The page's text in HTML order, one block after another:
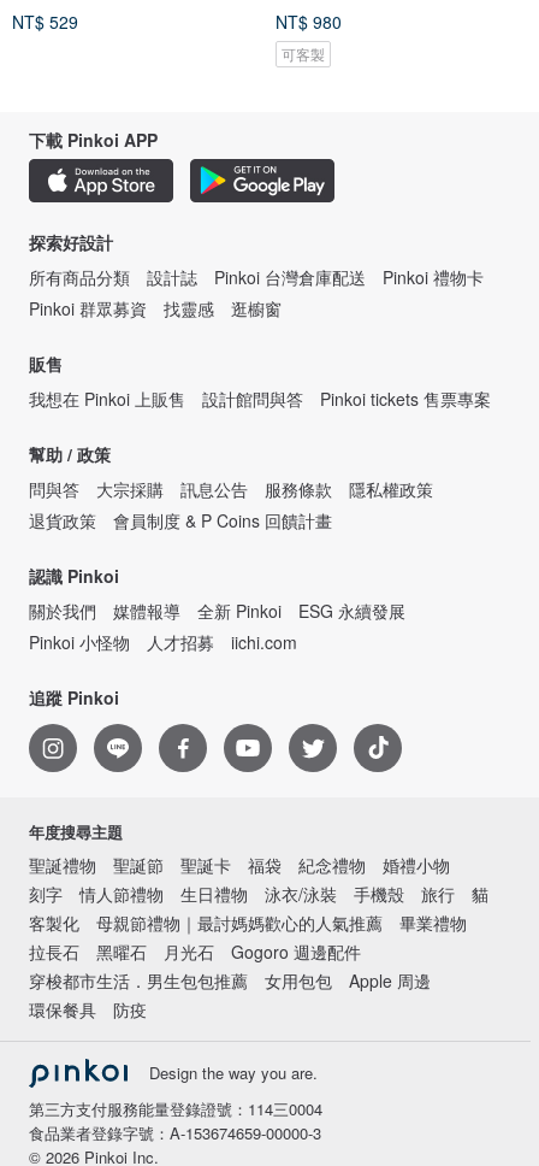
NT$ 529
NT$ 980
可客製
下載 Pinkoi APP
探索好設計
所有商品分類
設計誌 Pinkoi 台灣倉庫配送
Pinkoi 禮物卡
Pinkoi 群眾募資
找靈感 逛櫥窗
販售
我想在 Pinkoi 上販售
設計館問與答 Pinkoi tickets 售票專案
幫助 / 政策
問與答
大宗採購 訊息公告 服務條款
隱私權政策
退貨政策
會員制度 & P Coins 回饋計畫
認識 Pinkoi
關於我們
媒體報導 全新 Pinkoi
ESG 永續發展
Pinkoi 小怪物
人才招募 iichi.com
追蹤 Pinkoi
年度搜尋主題
聖誕禮物 聖誕節 聖誕卡 福袋 紀念禮物
婚禮小物
刻字
情人節禮物 生日禮物 泳衣/泳裝 手機殼 旅行
貓
客製化
母親節禮物｜最討媽媽歡心的人氣推薦
畢業禮物
拉長石
黑曜石 月光石
Gogoro 週邊配件
穿梭都市生活．男生包包推薦
女用包包
Apple 周邊
環保餐具
防疫
Design the way you are.
第三方支付服務能量登錄證號：114三0004
食品業者登錄字號：A-153674659-00000-3
© 2026 Pinkoi Inc.